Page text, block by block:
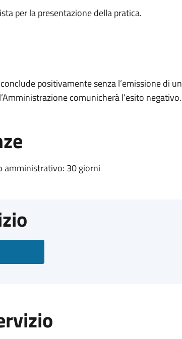
per la presentazione della pratica.
positivamente senza l’emissione di un
comunicherà l’esito negativo.
amministrativo: 30 giorni